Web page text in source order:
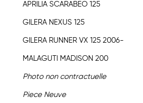
APRILIA SCARABEO 125
GILERA NEXUS 125
GILERA RUNNER VX 125 2006-
MALAGUTI MADISON 200
Photo non contractuelle
Piece Neuve